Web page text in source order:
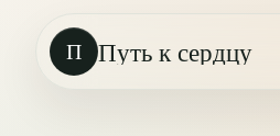
П Путь к сердцу